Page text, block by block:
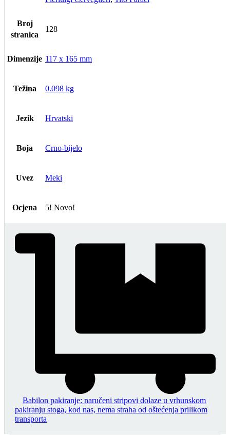
Broj
stranica
128
Dimenzije 117 x 165 mm
Težina 0.098 kg
Jezik Hrvatski
Boja Crno-bijelo
Uvez Meki
Ocjena 5! Novo!
Babilon pakiranje: naručeni stripovi dolaze u vrhunskom
pakiranju stoga, kod nas, nema straha od oštećenja prilikom
transporta